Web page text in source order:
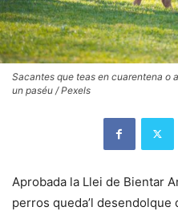
Sacantes que teas en cuarentena o
un paséu / Pexels
Aprobada la Llei de Bientar
perros queda’l